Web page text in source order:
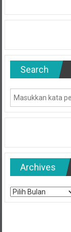
Search
Archives
Archives